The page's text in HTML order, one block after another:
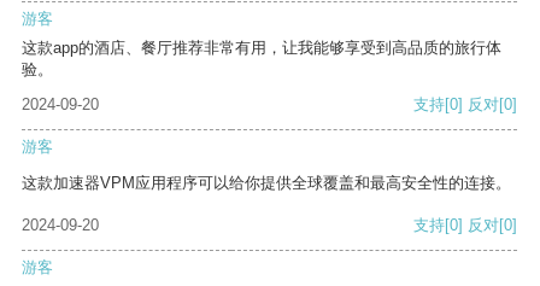
游客
这款app的酒店、餐厅推荐非常有用，让我能够享受到高品质的旅行体
验。
2024-09-20
支持[0] 反对[0]
游客
这款加速器VPM应用程序可以给你提供全球覆盖和最高安全性的连接。
2024-09-20 支持[0] 反对[0]
游客